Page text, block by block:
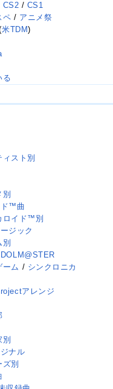
CS2 / CS1
ペ / アニメ祭
米TDM)
る
ィスト別
別
ド™曲
ロイド™別
ジック
別
ーム / シンクロニカ
アレンジ
別
ナル
ズ別